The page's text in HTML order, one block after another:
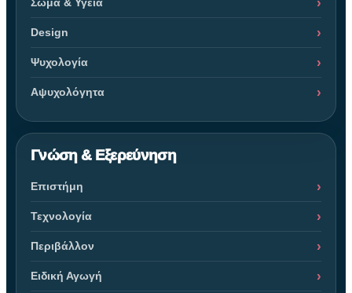
Design
Ψυχολογία
Αψυχολόγητα
Γνώση & Εξερεύνηση
Επιστήμη
Τεχνολογία
Περιβάλλον
Ειδική Αγωγή